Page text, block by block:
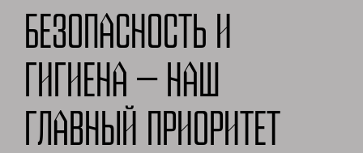
Безопасность и
гигиена — наш
главный приоритет